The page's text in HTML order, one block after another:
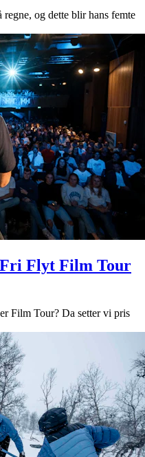
regne, og dette blir hans femte
Fri Flyt Film Tour
Film Tour? Da setter vi pris